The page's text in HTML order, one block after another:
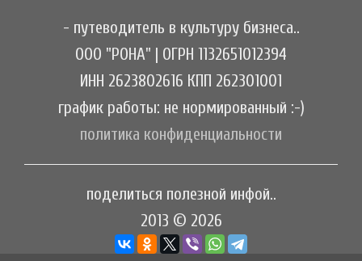
- путеводитель в культуру бизнеса..
ООО "РОНА" | ОГРН 1132651012394
ИНН 2623802616 КПП 262301001
график работы: не нормированный :-)
политика конфиденциальности
поделиться полезной инфой..
2013 © 2026